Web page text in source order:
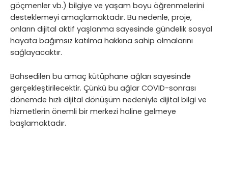
göçmenler vb.) bilgiye ve yaşam boyu öğrenmelerini
desteklemeyi amaçlamaktadır. Bu nedenle, proje,
onların dijital aktif yaşlanma sayesinde gündelik sosyal
hayata bağımsız katılma hakkına sahip olmalarını
sağlayacaktır.
Bahsedilen bu amaç kütüphane ağları sayesinde
gerçekleştirilecektir. Çünkü bu ağlar COVID-sonrası
dönemde hızlı dijital dönüşüm nedeniyle dijital bilgi ve
hizmetlerin önemli bir merkezi haline gelmeye
başlamaktadır.